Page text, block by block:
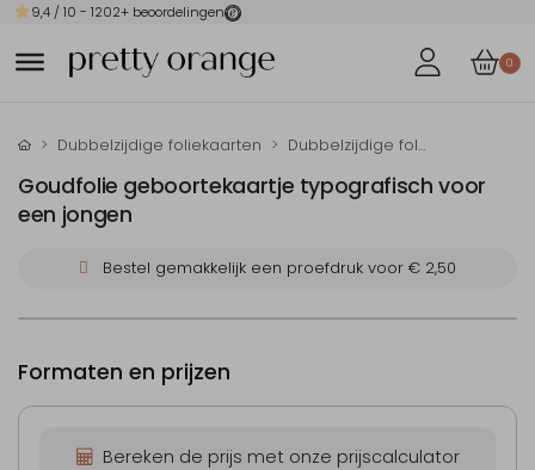
9,4 / 10 - 1202+ beoordelingen
0
Dubbelzijdige foliekaarten Dubbelzijdige folie-geboortekaartjes
Goudfolie geboortekaartje typografisch voor
een jongen
Bestel gemakkelijk een proefdruk voor € 2,50
Formaten en prijzen
Bereken de prijs met onze prijscalculator